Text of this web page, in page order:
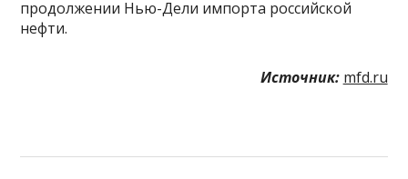
продолжении Нью-Дели импорта российской
нефти.
Источник: mfd.ru